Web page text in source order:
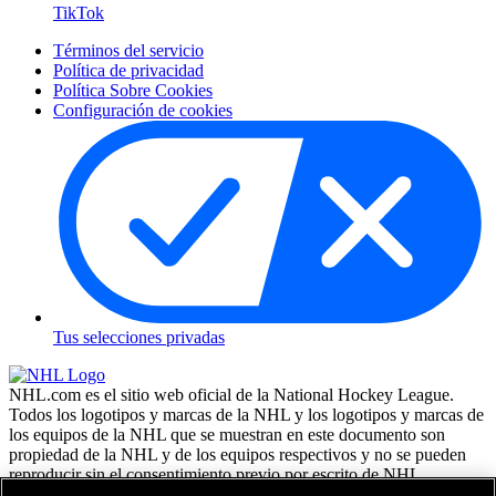
TikTok
Términos del servicio
Política de privacidad
Política Sobre Cookies
Configuración de cookies
Tus selecciones privadas
NHL.com es el sitio web oficial de la National Hockey League.
Todos los logotipos y marcas de la NHL y los logotipos y marcas de
los equipos de la NHL que se muestran en este documento son
propiedad de la NHL y de los equipos respectivos y no se pueden
reproducir sin el consentimiento previo por escrito de NHL